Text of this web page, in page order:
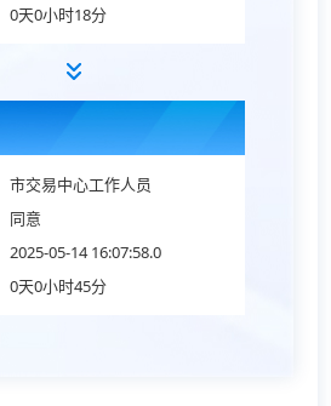
0天0小时18分
市交易中心工作人员
同意
2025-05-14 16:07:58.0
0天0小时45分